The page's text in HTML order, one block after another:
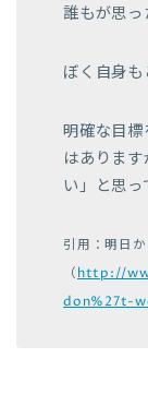
誰もが思っ
ぼく自身も
明確な目
はありま
い」と思っ
引用：明日
（http://
don%27t-